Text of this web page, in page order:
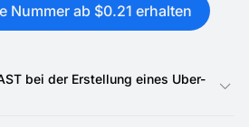
Nummer ab $0.21 erhalten
bei der Erstellung eines Uber-